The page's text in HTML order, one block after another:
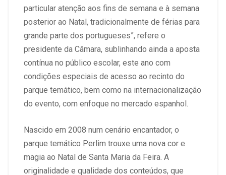
particular atenção aos fins de semana e à semana
posterior ao Natal, tradicionalmente de férias para
grande parte dos portugueses”, refere o
presidente da Câmara, sublinhando ainda a aposta
contínua no público escolar, este ano com
condições especiais de acesso ao recinto do
parque temático, bem como na internacionalização
do evento, com enfoque no mercado espanhol.
Nascido em 2008 num cenário encantador, o
parque temático Perlim trouxe uma nova cor e
magia ao Natal de Santa Maria da Feira. A
originalidade e qualidade dos conteúdos, que